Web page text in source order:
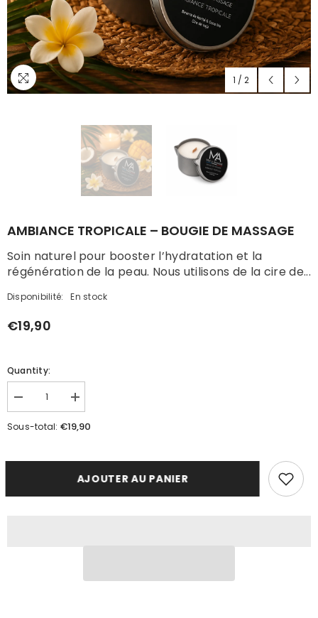
1 / 2
AMBIANCE TROPICALE – BOUGIE DE MASSAGE
Soin naturel pour booster l’hydratation et la
régénération de la peau. Nous utilisons de la cire de...
Disponibilité: En stock
€19,90
Quantity:
Réduire
la
quantité
MASSAGE
Augmenter
la
quantité
de
BOUGIE
MASSAGE
Sous-total: €19,90
AJOUTER AU PANIER